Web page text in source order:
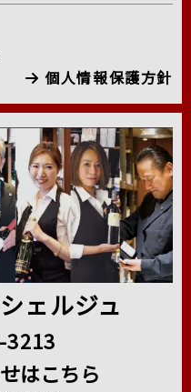
個人情報保護方針
ェルジュ
3213
はこちら